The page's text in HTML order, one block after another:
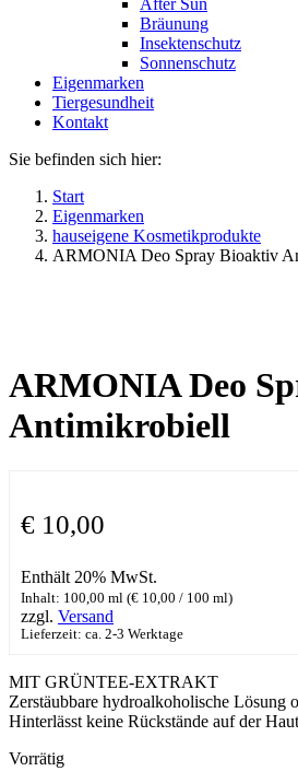
Bräunung
Insektenschutz
Sonnenschutz
Eigenmarken
Tiergesundheit
Kontakt
Sie befinden sich hier:
Start
Eigenmarken
hauseigene Kosmetikprodukte
ARMONIA Deo Spray Bioaktiv
ARMONIA Deo
Antimikrobiell
€ 10,00
Enthält 20% MwSt.
Inhalt: 100,00 ml (€ 10,00 / 100 ml)
zzgl. Versand
Lieferzeit: ca. 2-3 Werktage
MIT GRÜNTEE-EXTRAKT
Zerstäubbare hydroalkoholische Lösung
Hinterlässt keine Rückstände auf der
Vorrätig